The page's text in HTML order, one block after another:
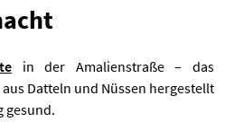
in der Amalienstraße – das
Datteln und Nüssen hergestellt
gesund.